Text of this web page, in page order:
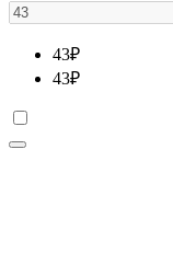
43₽
43₽